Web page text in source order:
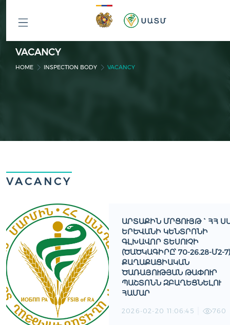
ԲՈԼՈՐ
ԲԱԺԻՆՆԵՐԸ
VACANCY
HOME INSPECTION BODY VACANCY
VACANCY
ԱՐՏԱՔԻՆ ՄՐՑՈՒՅԹ ` ՀՀ
ԵՐԵՒԱՆԻ ԿԵՆՏՐՈՆԻ Գ
ԼԽԱՎՈՐ ՏԵՍՈՒՉԻ (
ԾԱԾԿԱԳԻՐԸ՝ 70-26.28-Մ2-7) Ք
ԱՂԱՔԱՑԻԱԿԱՆ Ծ
ԱՌԱՅՈՒԹՅԱՆ ԹԱՓՈՒՐ Պ
ԱՇՏՈՆՆ ԶԲԱՂԵՑՆԵԼՈՒ Հ
ԱՄԱՐ
2026-02-20 11:06:45 760